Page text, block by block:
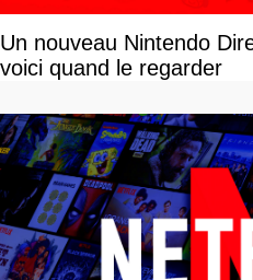
Un nouveau Nintendo
voici quand le regarder